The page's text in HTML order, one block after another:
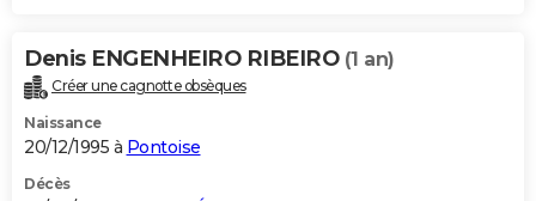
Denis ENGENHEIRO RIBEIRO (1 an)
Créer une cagnotte obsèques
Naissance
20/12/1995 à Pontoise
Décès